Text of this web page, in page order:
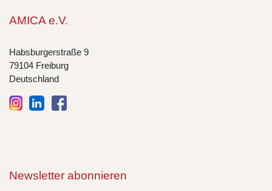
AMICA e.V.
Habsburgerstraße 9
79104 Freiburg
Deutschland
Newsletter abonnieren